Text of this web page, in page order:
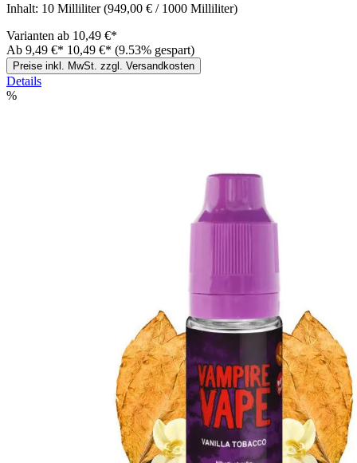
Inhalt: 10 Milliliter(949,00 € / 1000 Milliliter)
Varianten ab 10,49 €*
Ab 9,49 €* 10,49 €* (9.53% gespart)
Preise inkl. MwSt. zzgl. Versandkosten
Details
%